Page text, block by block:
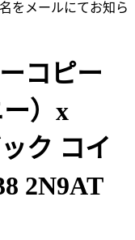
をメールにてお知ら
コピー
）x
ク コイ
2N9AT